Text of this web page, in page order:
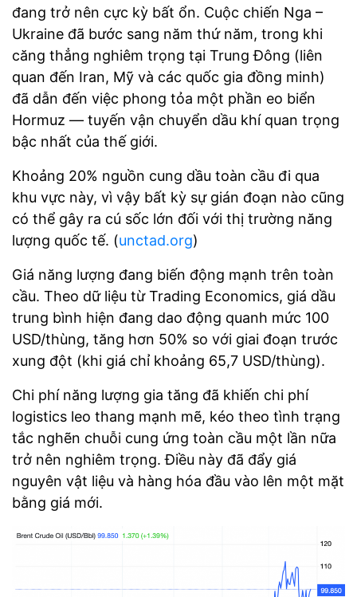
đang trở nên cực kỳ bất ổn. Cuộc chiến Nga –
Ukraine đã bước sang năm thứ năm, trong khi
căng thẳng nghiêm trọng tại Trung Đông (liên
quan đến Iran, Mỹ và các quốc gia đồng minh)
đã dẫn đến việc phong tỏa một phần eo biển
Hormuz — tuyến vận chuyển dầu khí quan trọng
bậc nhất của thế giới.
Khoảng 20% nguồn cung dầu toàn cầu đi qua
khu vực này, vì vậy bất kỳ sự gián đoạn nào cũng
có thể gây ra cú sốc lớn đối với thị trường năng
lượng quốc tế. (unctad.org)
Giá năng lượng đang biến động mạnh trên toàn
cầu. Theo dữ liệu từ Trading Economics, giá dầu
trung bình hiện đang dao động quanh mức 100
USD/thùng, tăng hơn 50% so với giai đoạn trước
xung đột (khi giá chỉ khoảng 65,7 USD/thùng).
Chi phí năng lượng gia tăng đã khiến chi phí
logistics leo thang mạnh mẽ, kéo theo tình trạng
tắc nghẽn chuỗi cung ứng toàn cầu một lần nữa
trở nên nghiêm trọng. Điều này đã đẩy giá
nguyên vật liệu và hàng hóa đầu vào lên một mặt
bằng giá mới.